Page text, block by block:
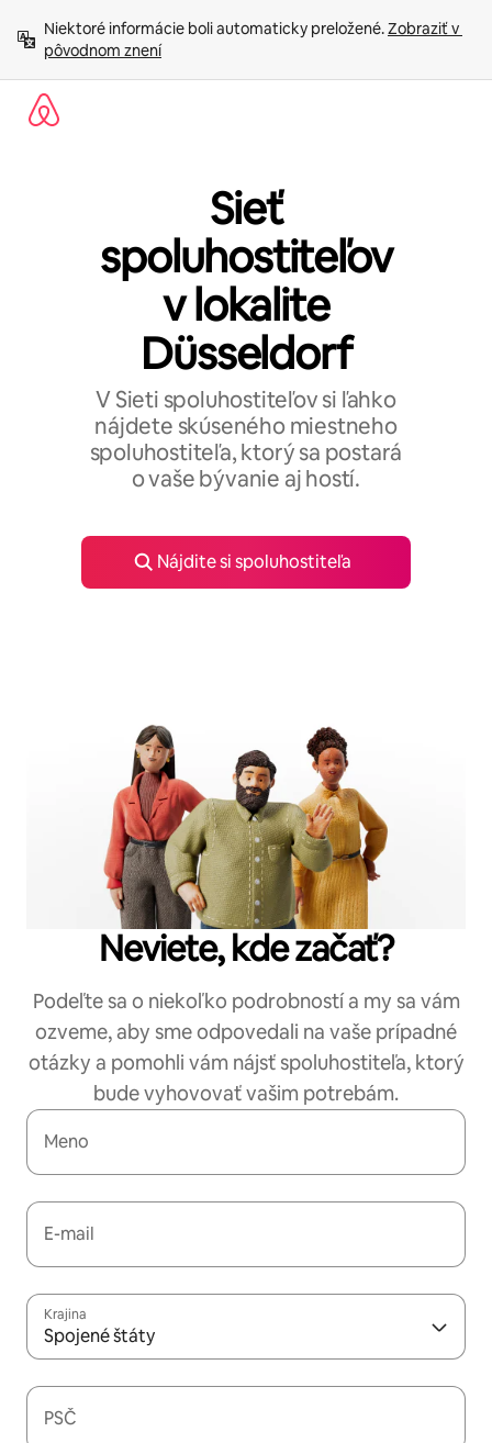
obsah.
Niektoré informácie boli automaticky preložené. Zobraziť v
pôvodnom znení
Sieť
spoluhostiteľov
v lokalite
Düsseldorf
V Sieti spoluhostiteľov si ľahko
nájdete skúseného miestneho
spoluhostiteľa, ktorý sa postará
o vaše bývanie aj hostí.
Nájdite si spoluhostiteľa
Neviete, kde začať?
Podeľte sa o niekoľko podrobností a my sa vám
ozveme, aby sme odpovedali na vaše prípadné
otázky a pomohli vám nájsť spoluhostiteľa, ktorý
bude vyhovovať vašim potrebám.
Meno
E-mail
Krajina
Spojené štáty
PSČ